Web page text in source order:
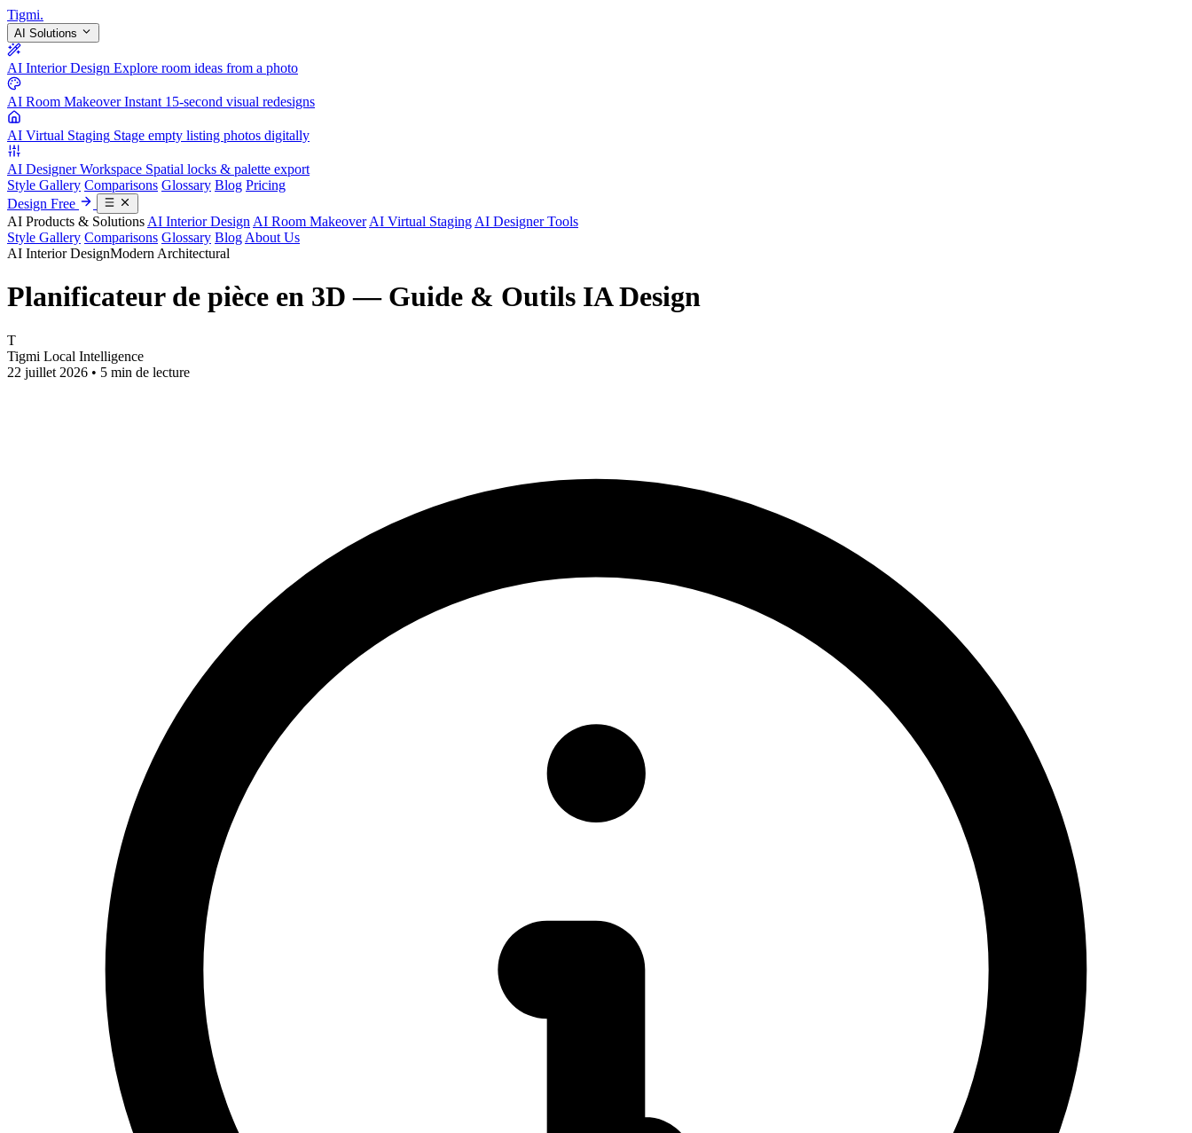
Tigmi.
AI Solutions
AI Interior Design Explore room ideas from a photo
AI Room Makeover Instant 15-second visual redesigns
AI Virtual Staging Stage empty listing photos digitally
AI Designer Workspace Spatial locks & palette export
Style Gallery Comparisons Glossary Blog Pricing
Design Free
AI Products & Solutions AI Interior Design AI Room Makeover AI Virtual Staging AI Designer Tools
Style Gallery Comparisons Glossary Blog About Us
AI Interior DesignModern Architectural
Planificateur de pièce en 3D — Guide & Outils IA Design
T
Tigmi Local Intelligence
22 juillet 2026 • 5 min de lecture